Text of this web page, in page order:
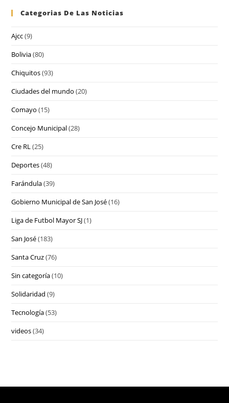
Categorias De Las Noticias
Ajcc(9)
Bolivia(80)
Chiquitos(93)
Ciudades del mundo (20)
Comayo (15)
Concejo Municipal(28)
Cre RL(25)
Deportes(48)
Farándula(39)
Gobierno Municipal de San José(16)
Liga de Futbol Mayor SJ(1)
San José(183)
Santa Cruz(76)
Sin categoría(10)
Solidaridad (9)
Tecnología(53)
videos(34)